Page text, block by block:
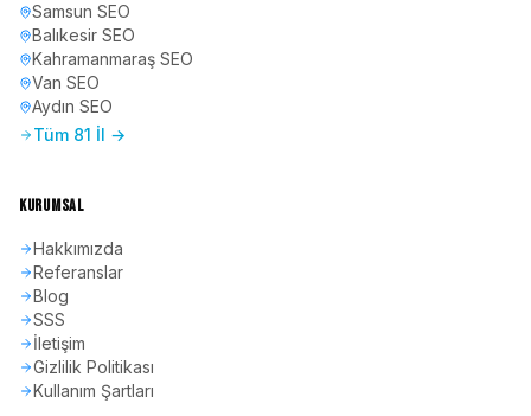
Samsun SEO
Balıkesir SEO
Kahramanmaraş SEO
Van SEO
Aydın SEO
Tüm 81 İl →
KURUMSAL
Hakkımızda
Referanslar
Blog
SSS
İletişim
Gizlilik Politikası
Kullanım Şartları